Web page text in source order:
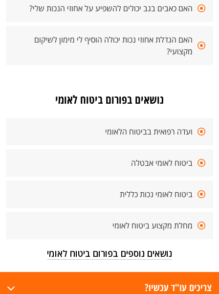
האם כאבים בגב יכולים להשפיע על אחוזי הנכות שלי?
האם הגדלת אחוזי נכות יכולה הוסיף לי מימון לשיקום
מקצועי?
נושאים בפורום ביטוח לאומי
ועדה רפואית בביטוח הלאומי
ביטוח לאומי אבטלה
ביטוח לאומי נכות כללית
מחלת מקצוע ביטוח לאומי
נושאים נוספים בפורום ביטוח לאומי
צריכים עו"ד עכשיו?